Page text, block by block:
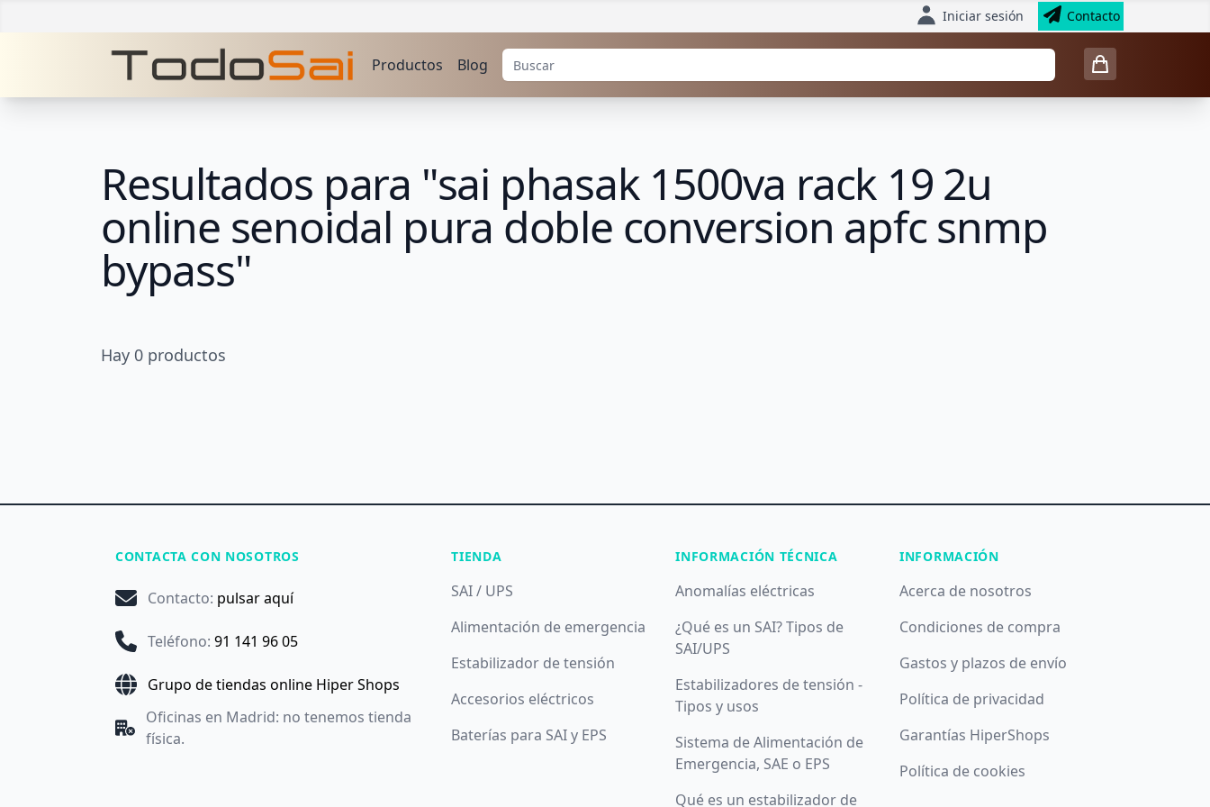
Iniciar sesión Contacto
Productos Blog
Resultados para "sai phasak 1500va rack 19 2u
online senoidal pura doble conversion apfc snmp
bypass"
Hay 0 productos
CONTACTA CON NOSOTROS
Contacto: pulsar aquí
Teléfono: 91 141 96 05
Grupo de tiendas online Hiper Shops
Oficinas en Madrid: no tenemos tienda
física.
TIENDA
SAI / UPS
Alimentación de emergencia
Estabilizador de tensión
Accesorios eléctricos
Baterías para SAI y EPS
INFORMACIÓN TÉCNICA
Anomalías eléctricas
¿Qué es un SAI? Tipos de
SAI/UPS
Estabilizadores de tensión -
Tipos y usos
Sistema de Alimentación de
Emergencia, SAE o EPS
Qué es un estabilizador de
INFORMACIÓN
Acerca de nosotros
Condiciones de compra
Gastos y plazos de envío
Política de privacidad
Garantías HiperShops
Política de cookies